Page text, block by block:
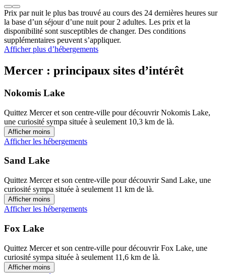
Prix par nuit le plus bas trouvé au cours des 24 dernières heures sur
la base d’un séjour d’une nuit pour 2 adultes. Les prix et la
disponibilité sont susceptibles de changer. Des conditions
supplémentaires peuvent s’appliquer.
Afficher plus d’hébergements
Mercer : principaux sites d’intérêt
Nokomis Lake
Quittez Mercer et son centre-ville pour découvrir Nokomis Lake,
une curiosité sympa située à seulement 10,3 km de là.
Afficher moins
Afficher les hébergements
Sand Lake
Quittez Mercer et son centre-ville pour découvrir Sand Lake, une
curiosité sympa située à seulement 11 km de là.
Afficher moins
Afficher les hébergements
Fox Lake
Quittez Mercer et son centre-ville pour découvrir Fox Lake, une
curiosité sympa située à seulement 11,6 km de là.
Afficher moins